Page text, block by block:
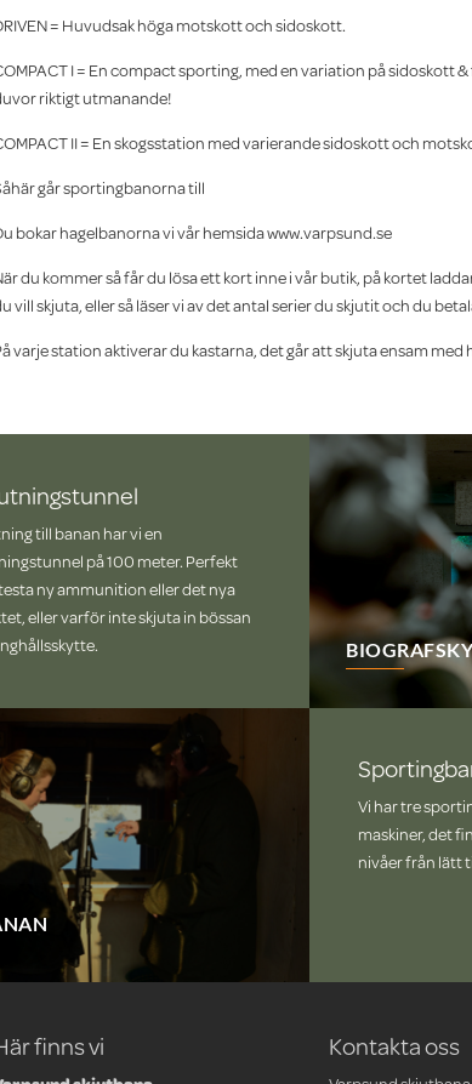
= Huvudsak höga motskott och sidoskott.
I = En compact sporting, med en variation på sidoskott
riktigt utmanande!
II = En skogsstation med varierande sidoskott och
går sportingbanorna till
bokar hagelbanorna vi vår hemsida www.varpsund.se
du kommer så får du lösa ett kort inne i vår butik, på kortet
vill skjuta, eller så läser vi av det antal serier du skjutit och du
varje station aktiverar du kastarna, det går att skjuta ensam
till banan har vi en
på 100 meter. Perfekt
ny ammunition eller det nya
eller varför inte skjuta in bössan
Vi har tre
maskiner, det
nivåer från lätt
finns vi Kontakta oss